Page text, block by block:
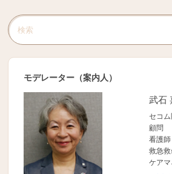
検索キーワード入力
モデレーター（案内人）
武石
セコ
顧問
看護師
救急
ケア